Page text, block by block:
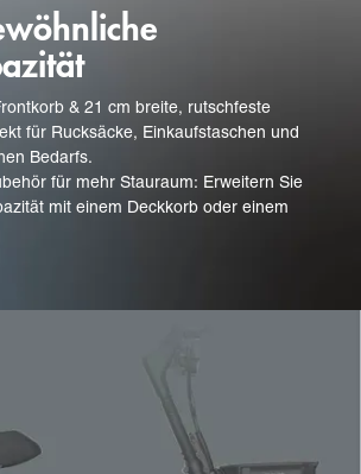
& 21 cm breite, rutschfeste
für Rucksäcke, Einkaufstaschen und
Bedarfs.
für mehr Stauraum: Erweitern Sie
mit einem Deckkorb oder einem